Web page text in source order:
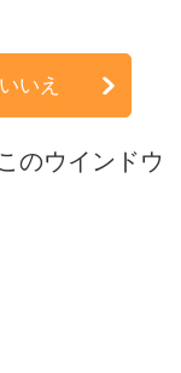
いいえ
のウインドウ